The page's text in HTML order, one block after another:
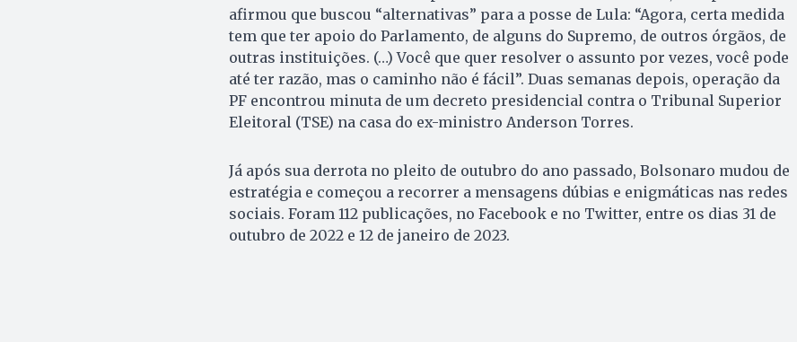
afirmou que buscou “alternativas” para a posse de Lula: “Agora, certa medida
tem que ter apoio do Parlamento, de alguns do Supremo, de outros órgãos, de
outras instituições. (…) Você que quer resolver o assunto por vezes, você pode
até ter razão, mas o caminho não é fácil”. Duas semanas depois, operação da
PF encontrou minuta de um decreto presidencial contra o Tribunal Superior
Eleitoral (TSE) na casa do ex-ministro Anderson Torres.
Já após sua derrota no pleito de outubro do ano passado, Bolsonaro mudou de
estratégia e começou a recorrer a mensagens dúbias e enigmáticas nas redes
sociais. Foram 112 publicações, no Facebook e no Twitter, entre os dias 31 de
outubro de 2022 e 12 de janeiro de 2023.